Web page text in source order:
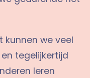
kunnen we veel
tegelijkertijd
leren